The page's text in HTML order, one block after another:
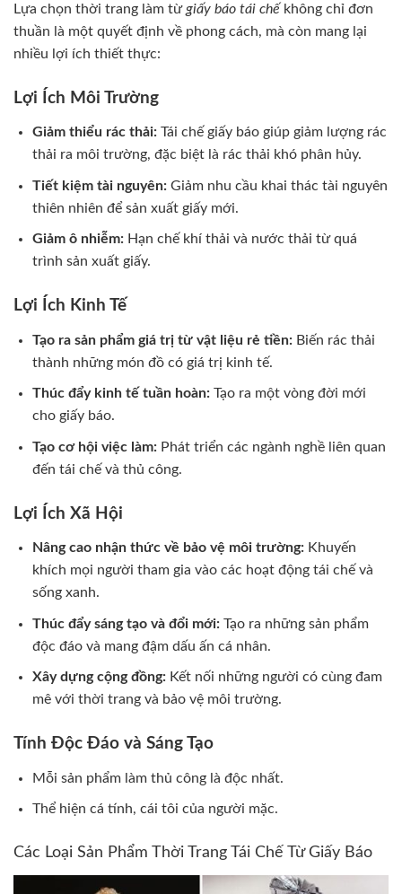
Lựa chọn thời trang làm từ giấy báo tái chế không chỉ đơn
thuần là một quyết định về phong cách, mà còn mang lại
nhiều lợi ích thiết thực:
Lợi Ích Môi Trường
Giảm thiểu rác thải:Tái chế giấy báo giúp giảm lượng rác
thải ra môi trường, đặc biệt là rác thải khó phân hủy.
Tiết kiệm tài nguyên:Giảm nhu cầu khai thác tài nguyên
thiên nhiên để sản xuất giấy mới.
Giảm ô nhiễm:Hạn chế khí thải và nước thải từ quá
trình sản xuất giấy.
Lợi Ích Kinh Tế
Tạo ra sản phẩm giá trị từ vật liệu rẻ tiền:Biến rác thải
thành những món đồ có giá trị kinh tế.
Thúc đẩy kinh tế tuần hoàn:Tạo ra một vòng đời mới
cho giấy báo.
Tạo cơ hội việc làm:Phát triển các ngành nghề liên quan
đến tái chế và thủ công.
Lợi Ích Xã Hội
Nâng cao nhận thức về bảo vệ môi trường:Khuyến
khích mọi người tham gia vào các hoạt động tái chế và
sống xanh.
Thúc đẩy sáng tạo và đổi mới:Tạo ra những sản phẩm
độc đáo và mang đậm dấu ấn cá nhân.
Xây dựng cộng đồng:Kết nối những người có cùng đam
mê với thời trang và bảo vệ môi trường.
Tính Độc Đáo và Sáng Tạo
Mỗi sản phẩm làm thủ công là độc nhất.
Thể hiện cá tính, cái tôi của người mặc.
Các Loại Sản Phẩm Thời Trang Tái Chế Từ Giấy Báo